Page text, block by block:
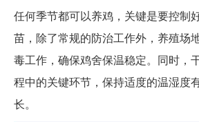
任何季节都可以养鸡，关键是要控制
苗，除了常规的防治工作外，养殖场
毒工作，确保鸡舍保温稳定。同时，
程中的关键环节，保持适度的温湿度
长。